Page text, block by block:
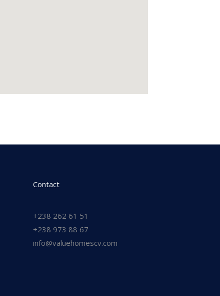
Contact
+238 262 61 51
+238 973 88 67
info@valuehomescv.com